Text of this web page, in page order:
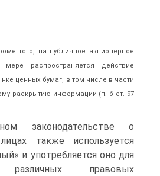
того, на публичное акционерное
распространяется действие
ценных бумаг, в том числе в части
раскрытию информации (п. б ст. 97
законодательстве о
также используется
и употребляется оно для
различных правовых